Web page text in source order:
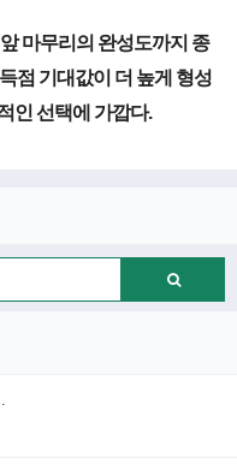
마무리의 완성도까지 종
점 기대값이 더 높게 형성
인 선택에 가깝다.